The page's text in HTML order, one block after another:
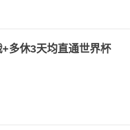
多休3天均直通世界杯